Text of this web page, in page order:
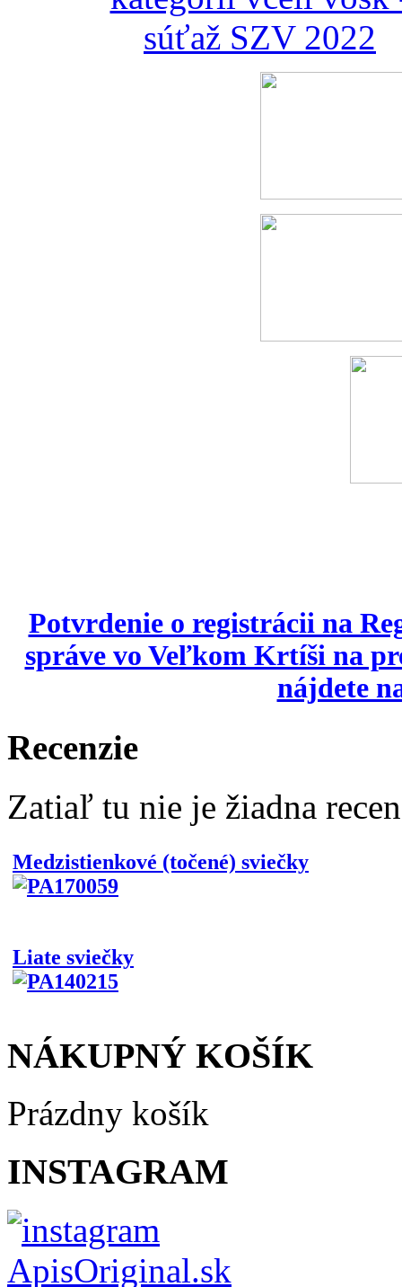
Potvrdenie o registrácii na
správe vo Veľkom Krtíši na
nájdete
Recenzie
Zatiaľ tu nie je žiadna
Medzistienkové (točené) sviečky
Liate sviečky
NÁKUPNÝ KOŠÍK
Prázdny košík
INSTAGRAM